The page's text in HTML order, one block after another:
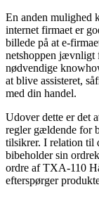
En anden mulighed
internet firmaet er
billede på at e-
netshoppen jævnligt
nødvendige
at blive assisteret,
med din handel.
Udover dette er det
regler gældende for
tilsikrer. I relation til
bibeholder sin
ordre af TXA-110
efterspørger